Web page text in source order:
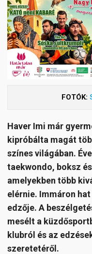
FOTÓK:
Haver Imi már
kipróbálta magát
színes világában.
taekwondo, boksz
amelyekben több
elérnie. Immáron
edzője. A
mesélt a
klubról és az
szeretetéről.